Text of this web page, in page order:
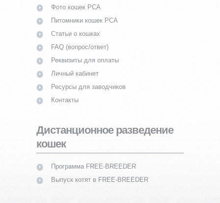
Фото кошек PCA
Питомники кошек PCA
Статьи о кошках
FAQ (вопрос/ответ)
Реквизиты для оплаты
Личный кабинет
Ресурсы для заводчиков
Контакты
Дистанционное разведение
кошек
Программа FREE-BREEDER
Выпуск котят в FREE-BREEDER